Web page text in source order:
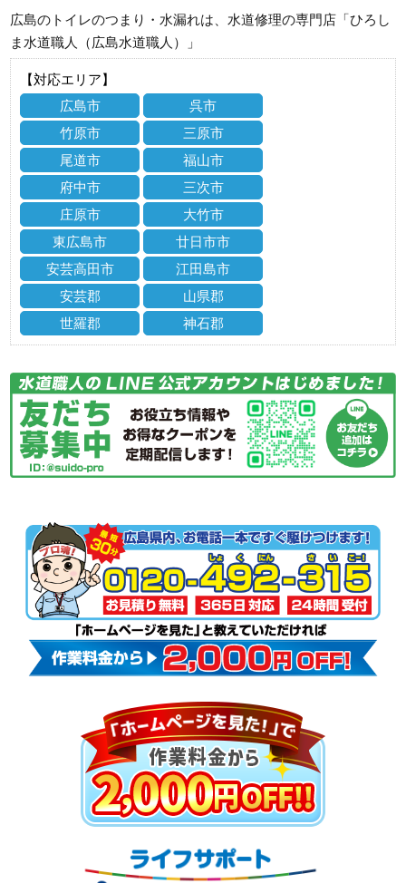
広島のトイレのつまり・水漏れは、水道修理の専門店「ひろし
ま水道職人（広島水道職人）」
【対応エリア】
広島市
呉市
竹原市
三原市
尾道市
福山市
府中市
三次市
庄原市
大竹市
東広島市
廿日市市
安芸高田市
江田島市
安芸郡
山県郡
世羅郡
神石郡